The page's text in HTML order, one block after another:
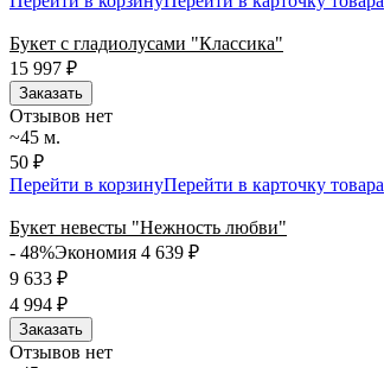
Букет с гладиолусами "Классика"
15 997 ₽
Заказать
Отзывов нет
~45 м.
50 ₽
Перейти в корзинуПерейти в карточку товара
Букет невесты "Нежность любви"
- 48%Экономия 4 639 ₽
9 633 ₽
4 994 ₽
Заказать
Отзывов нет